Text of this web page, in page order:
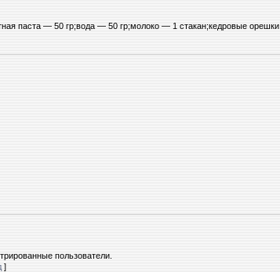
паста — 50 гр;вода — 50 гр;молоко — 1 стакан;кедровые орешки
пользователи.
]